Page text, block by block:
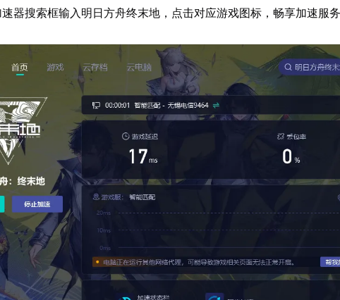
器搜索框输入明日方舟终末地，点击对应游戏图标，畅享加速服